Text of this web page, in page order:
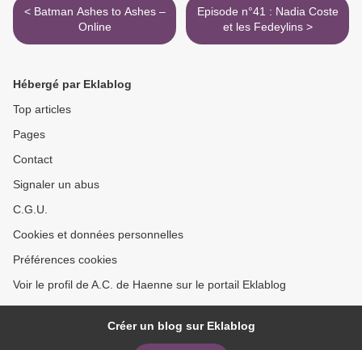
< Batman Ashes to Ashes –
Online
Episode n°41 : Nadia Coste
et les Fedeylins >
Hébergé par Eklablog
Top articles
Pages
Contact
Signaler un abus
C.G.U.
Cookies et données personnelles
Préférences cookies
Voir le profil de A.C. de Haenne sur le portail Eklablog
Créer un blog sur Eklablog